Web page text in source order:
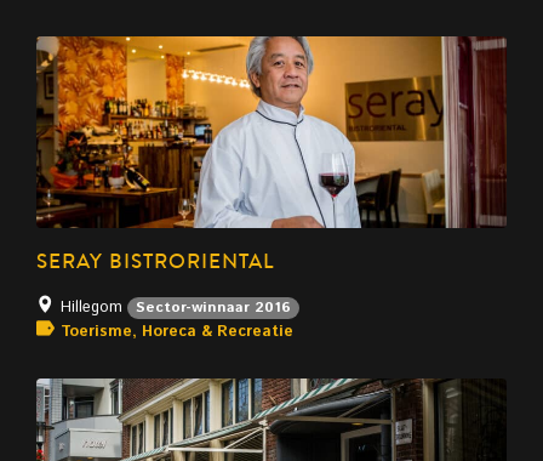
SERAY BISTRORIENTAL
Hillegom Sector-winnaar 2016
Toerisme, Horeca & Recreatie